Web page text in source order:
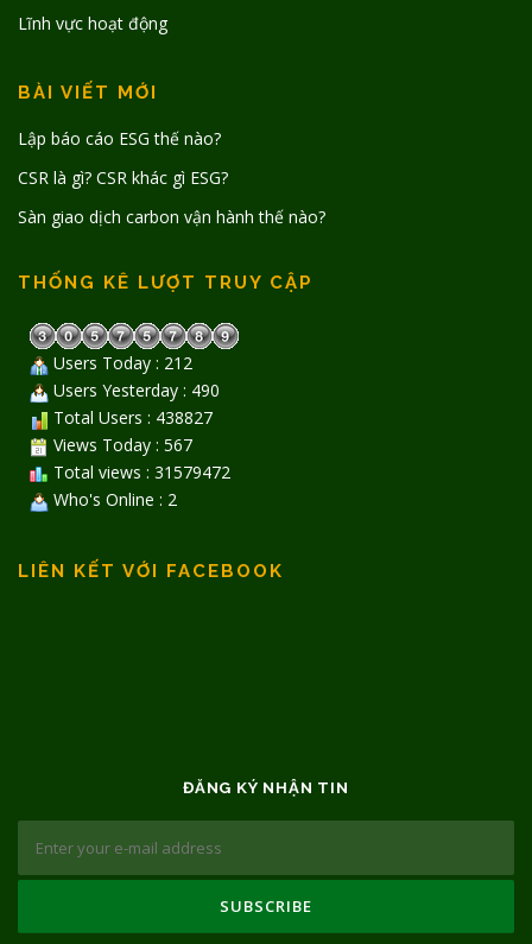
Lĩnh vực hoạt động
BÀI VIẾT MỚI
Lập báo cáo ESG thế nào?
CSR là gì? CSR khác gì ESG?
Sàn giao dịch carbon vận hành thế nào?
THỐNG KÊ LƯỢT TRUY CẬP
Users Today : 212
Users Yesterday : 490
Total Users : 438827
Views Today : 567
Total views : 31579472
Who's Online : 2
LIÊN KẾT VỚI FACEBOOK
ĐĂNG KÝ NHẬN TIN